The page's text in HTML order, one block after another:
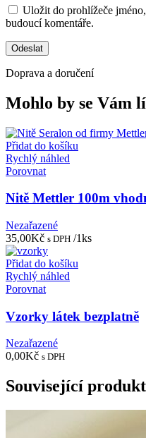
Uložit do prohlížeče
budoucí komentáře.
Doprava a doručení
Mohlo by se Vám
Přidat do košíku
Rychlý náhled
Porovnat
Nitě Mettler 100m
Nezařazené
35,00Kč s DPH /1ks
Přidat do košíku
Rychlý náhled
Porovnat
Vzorky látek bezplatně
Nezařazené
0,00Kč s DPH
Související